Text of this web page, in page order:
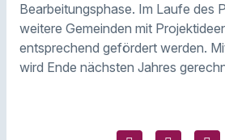
Bearbeitungsphase. Im Laufe des
weitere Gemeinden mit
entsprechend gefördert werden.
wird Ende nächsten Jahres